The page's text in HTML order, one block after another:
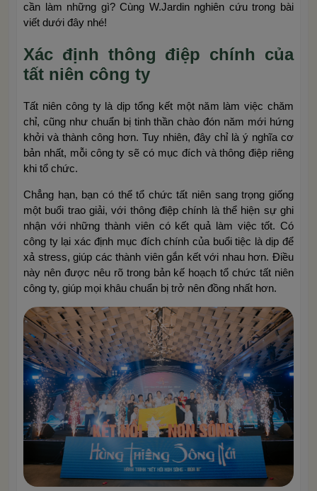
cần làm những gì? Cùng W.Jardin nghiên cứu trong bài
viết dưới đây nhé!
Xác định thông điệp chính của
tất niên công ty
Tất niên công ty là dịp tổng kết một năm làm việc chăm
chỉ, cũng như chuẩn bị tinh thần chào đón năm mới hứng
khởi và thành công hơn. Tuy nhiên, đây chỉ là ý nghĩa cơ
bản nhất, mỗi công ty sẽ có mục đích và thông điệp riêng
khi tổ chức.
Chẳng hạn, bạn có thể tổ chức tất niên sang trọng giống
một buổi trao giải, với thông điệp chính là thể hiện sự ghi
nhận với những thành viên có kết quả làm việc tốt. Có
công ty lại xác định mục đích chính của buổi tiệc là dịp để
xả stress, giúp các thành viên gắn kết với nhau hơn. Điều
này nên được nêu rõ trong bản kế hoạch tổ chức tất niên
công ty, giúp mọi khâu chuẩn bị trở nên đồng nhất hơn.